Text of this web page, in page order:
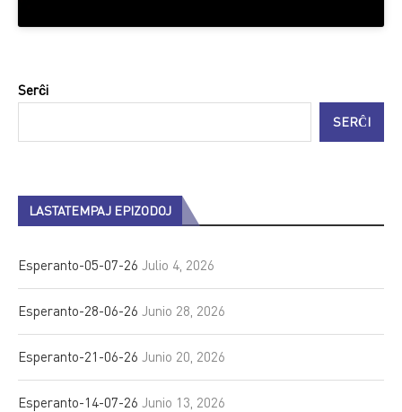
Serĉi
SERĈI
LASTATEMPAJ EPIZODOJ
Esperanto-05-07-26 Julio 4, 2026
Esperanto-28-06-26 Junio 28, 2026
Esperanto-21-06-26 Junio 20, 2026
Esperanto-14-07-26 Junio 13, 2026